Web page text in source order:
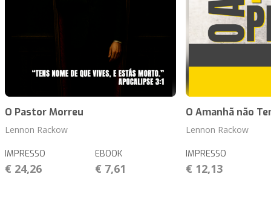
O Pastor Morreu
Lennon Rackow
IMPRESSO
€ 24,26
EBOOK
€ 7,61
O Amanhã não
Lennon Rackow
IMPRESSO
€ 12,13